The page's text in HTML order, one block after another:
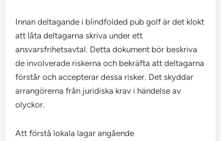
Innan deltagande i blindfolded pub golf är det klokt
att låta deltagarna skriva under ett
ansvarsfrihetsavtal. Detta dokument bör beskriva
de involverade riskerna och bekräfta att deltagarna
förstår och accepterar dessa risker. Det skyddar
arrangörerna från juridiska krav i händelse av
olyckor.
Att förstå lokala lagar angående